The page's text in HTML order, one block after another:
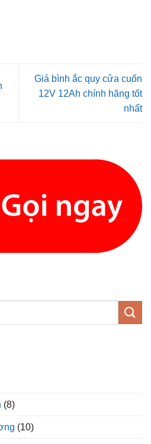
Giá bình ắc quy cửa cuốn
12V 12Ah chính hãng tốt
nhất
(8)
(10)